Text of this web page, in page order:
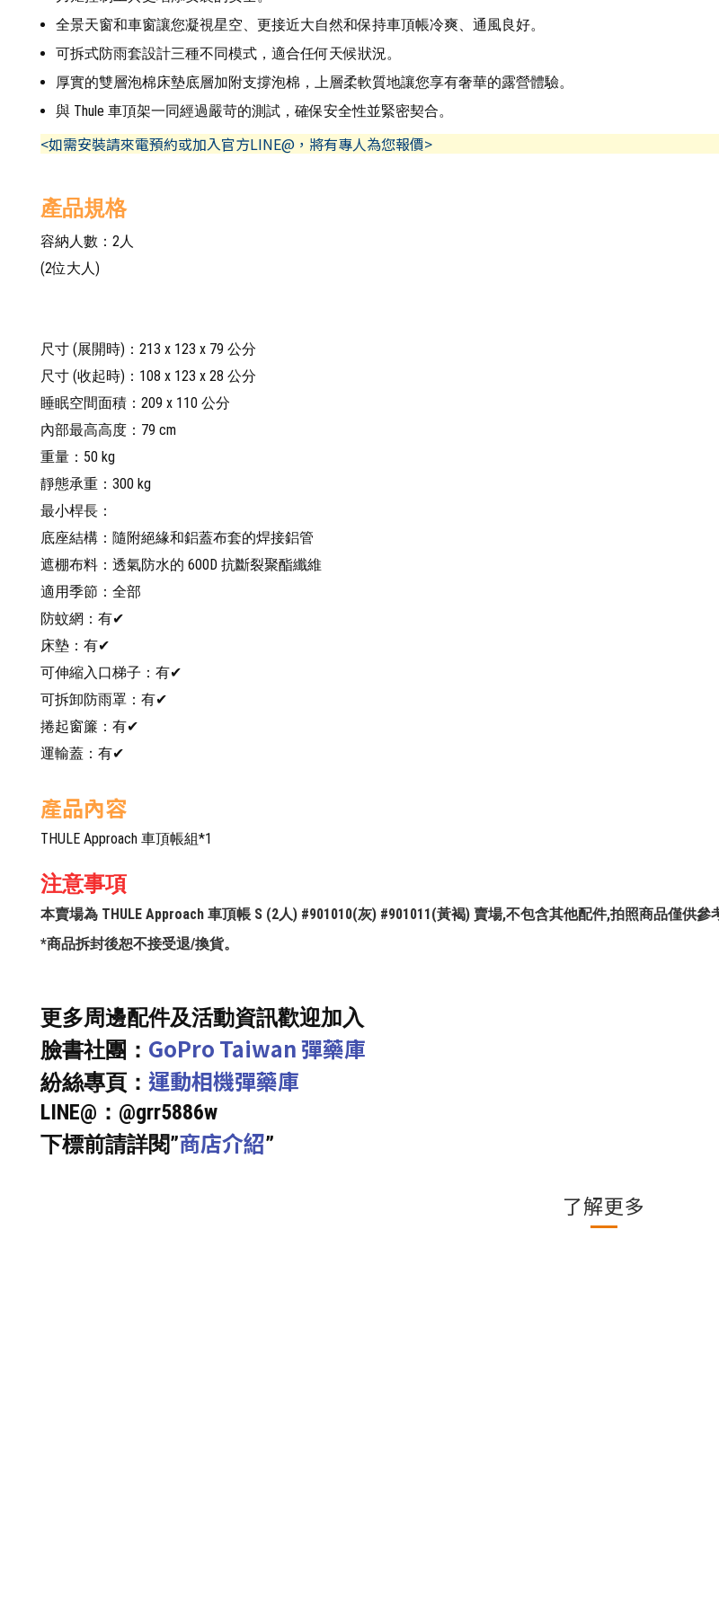
全景天窗和車窗讓您凝視星空、更接近大自然和保持車頂帳冷爽、通風良好。
可拆式防雨套設計三種不同模式，適合任何天候狀況。
厚實的雙層泡棉床墊底層加附支撐泡棉，上層柔軟質地讓您享有奢華的露營體驗。
與 Thule 車頂架一同經過嚴苛的測試，確保安全性並緊密契合。
<如需安裝請來電預約或加入官方LINE@，將有專人為您報價>
產品規格
容納人數：2人
(2位大人)
尺寸 (展開時)：213 x 123 x 79 公分
尺寸 (收起時)：108 x 123 x 28 公分
睡眠空間面積：209 x 110 公分
內部最高高度：79 cm
重量：50 kg
靜態承重：300 kg
最小桿長：
底座結構：隨附絕緣和鋁蓋布套的焊接鋁管
遮棚布料：透氣防水的 600D 抗斷裂聚酯纖維
適用季節：全部
防蚊網：有✔︎
床墊：有✔︎
可伸縮入口梯子：有✔︎
可拆卸防雨罩：有✔︎
捲起窗簾：有✔︎
運輸蓋：有✔︎
產品內容
THULE Approach 車頂帳組*1
注意事項
本賣場為 THULE Approach 車頂帳 S (2人) #901010(灰) #901011(黃褐) 賣場,不包含其他配件,拍照商品僅供參
*商品拆封後恕不接受退/換貨。
更多周邊配件及活動資訊歡迎加入
臉書社團： GoPro Taiwan 彈藥庫
紛絲專頁： 運動相機彈藥庫
LINE@：@grr5886w
下標前請詳閱”商店介紹”
了解更多